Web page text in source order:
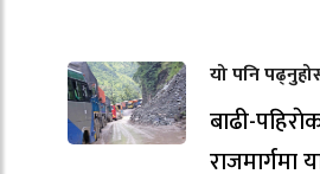
यो पनि
बाढी-
राजमार्गमा